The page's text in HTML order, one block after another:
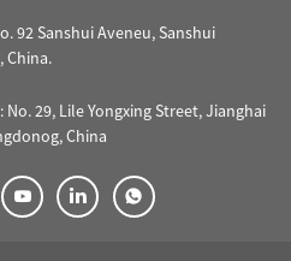
92 Sanshui Aveneu, Sanshui
China.
29, Lile Yongxing Street, Jianghai
China